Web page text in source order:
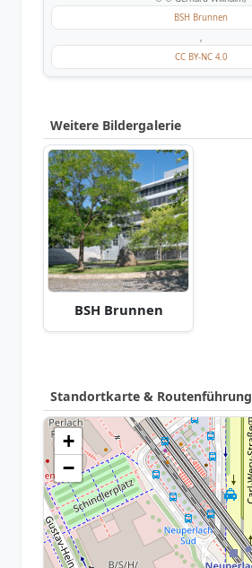
BSH Brunnen
,
CC BY-NC 4.0
Weitere Bildergalerie
BSH Brunnen
Standortkarte & Routenführung
+
−